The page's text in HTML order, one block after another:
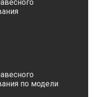
по модели